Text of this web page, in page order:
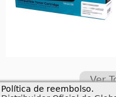
Ver
Política de reembolso.